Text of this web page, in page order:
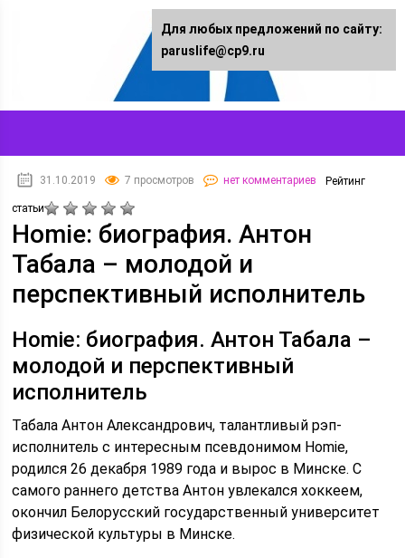
31.10.2019 7 просмотров нет комментариев Рейтинг
статьи
Homie: биография. Антон
Табала – молодой и
перспективный исполнитель
Homie: биография. Антон Табала –
молодой и перспективный
исполнитель
Табала Антон Александрович, талантливый рэп-
исполнитель с интересным псевдонимом Homie,
родился 26 декабря 1989 года и вырос в Минске. С
самого раннего детства Антон увлекался хоккеем,
окончил Белорусский государственный университет
физической культуры в Минске.
Для любых предложений по сайту:
paruslife@cp9.ru